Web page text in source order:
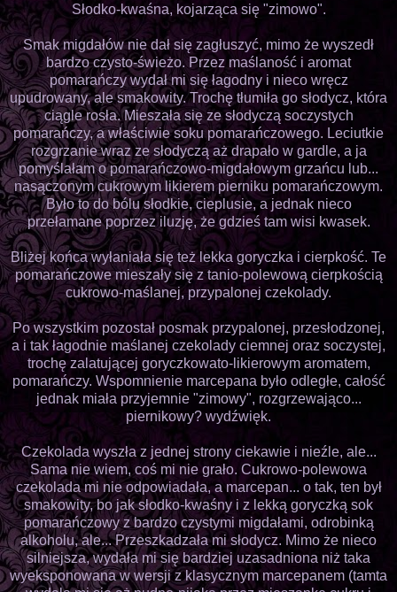
Słodko-kwaśna, kojarząca się "zimowo".
Smak migdałów nie dał się zagłuszyć, mimo że wyszedł
bardzo czysto-świeżo. Przez maślaność i aromat
pomarańczy wydał mi się łagodny i nieco wręcz
upudrowany, ale smakowity. Trochę tłumiła go słodycz, która
ciągle rosła. Mieszała się ze słodyczą soczystych
pomarańczy, a właściwie soku pomarańczowego. Leciutkie
rozgrzanie wraz ze słodyczą aż drapało w gardle, a ja
pomyślałam o pomarańczowo-migdałowym grzańcu lub...
nasączonym cukrowym likierem pierniku pomarańczowym.
Było to do bólu słodkie, cieplusie, a jednak nieco
przełamane poprzez iluzję, że gdzieś tam wisi kwasek.
Bliżej końca wyłaniała się też lekka goryczka i cierpkość. Te
pomarańczowe mieszały się z tanio-polewową cierpkością
cukrowo-maślanej, przypalonej czekolady.
Po wszystkim pozostał posmak przypalonej, przesłodzonej,
a i tak łagodnie maślanej czekolady ciemnej oraz soczystej,
trochę zalatującej goryczkowato-likierowym aromatem,
pomarańczy. Wspomnienie marcepana było odległe, całość
jednak miała przyjemnie "zimowy", rozgrzewająco...
piernikowy? wydźwięk.
Czekolada wyszła z jednej strony ciekawie i nieźle, ale...
Sama nie wiem, coś mi nie grało. Cukrowo-polewowa
czekolada mi nie odpowiadała, a marcepan... o tak, ten był
smakowity, bo jak słodko-kwaśny i z lekką goryczką sok
pomarańczowy z bardzo czystymi migdałami, odrobinką
alkoholu, ale... Przeszkadzała mi słodycz. Mimo że nieco
silniejsza, wydała mi się bardziej uzasadniona niż taka
wyeksponowana w wersji z klasycznym marcepanem (tamta